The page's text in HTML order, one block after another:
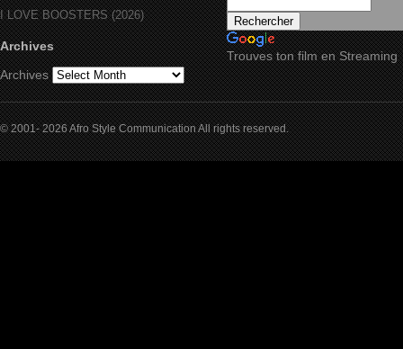
I LOVE BOOSTERS (2026)
Archives
Archives
Trouves ton film en Streaming
© 2001- 2026 Afro Style Communication All rights reserved.